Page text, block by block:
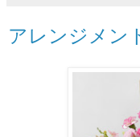
アレンジメン